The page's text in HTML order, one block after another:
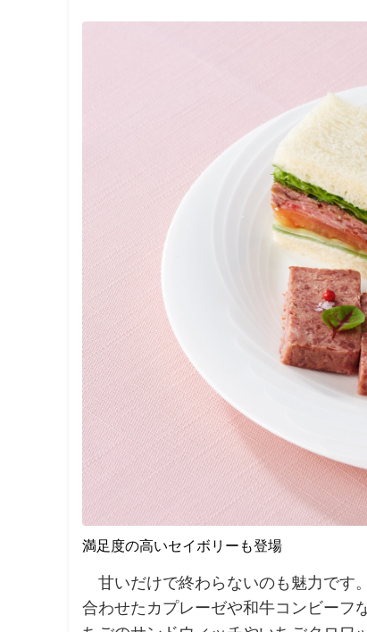
満足度の高いセイボリーも登場
甘いだけで終わらないのも魅力です
合わせたカプレーゼや和牛コンビーフ